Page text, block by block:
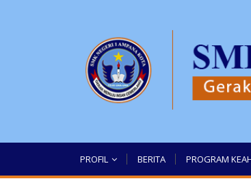
PROFIL BERITA PROGRAM